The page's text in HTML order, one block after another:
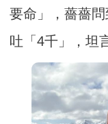
要命」，薔薔
吐「4千」，坦